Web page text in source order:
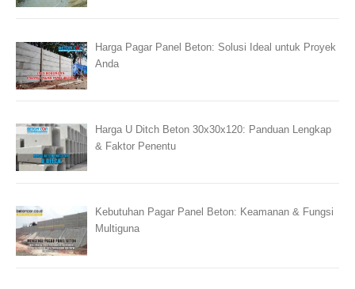
Harga Pagar Panel Beton: Solusi Ideal untuk Proyek
Anda
Harga U Ditch Beton 30x30x120: Panduan Lengkap
& Faktor Penentu
Kebutuhan Pagar Panel Beton: Keamanan & Fungsi
Multiguna